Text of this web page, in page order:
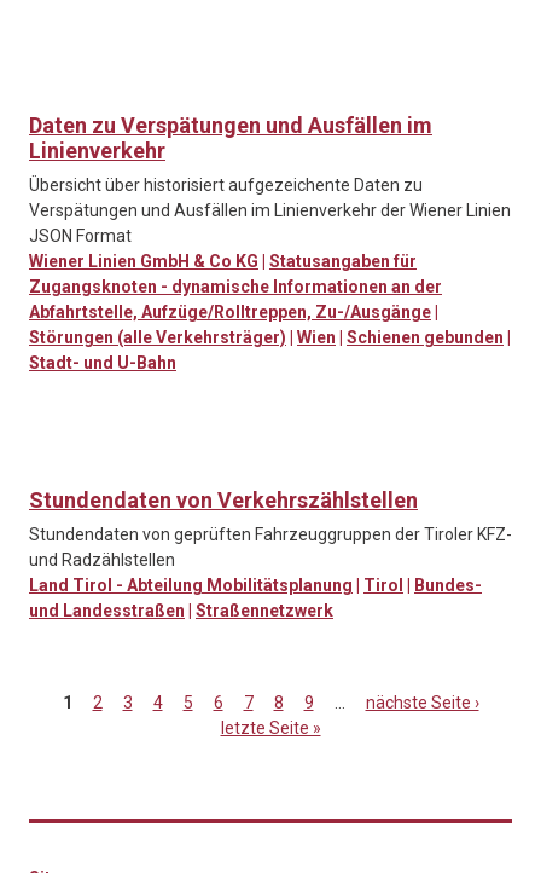
Daten zu Verspätungen und Ausfällen im
Linienverkehr
Übersicht über historisiert aufgezeichente Daten zu
Verspätungen und Ausfällen im Linienverkehr der Wiener Linien
JSON Format
Wiener Linien GmbH & Co KG
Statusangaben für
Zugangsknoten - dynamische Informationen an der
Abfahrtstelle, Aufzüge/Rolltreppen, Zu-/Ausgänge
Störungen (alle Verkehrsträger)
Wien Schienen gebunden
Stadt- und U-Bahn
Stundendaten von Verkehrszählstellen
Stundendaten von geprüften Fahrzeuggruppen der Tiroler KFZ-
und Radzählstellen
Land Tirol - Abteilung Mobilitätsplanung
Tirol
Bundes-
und Landesstraßen
Straßennetzwerk
1 2 3 4 5 6 7 8 9
nächste Seite ›
letzte Seite »